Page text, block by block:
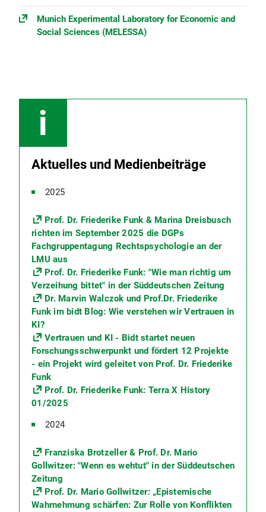
Munich Experimental Laboratory for Economic and
Social Sciences (MELESSA)
Aktuelles und Medienbeiträge
2025
Prof. Dr. Friederike Funk & Marina Dreisbusch
richten im September 2025 die DGPs
Fachgruppentagung Rechtspsychologie an der
LMU aus
Prof. Dr. Friederike Funk: "Wie man richtig um
Verzeihung bittet" in der Süddeutschen Zeitung
Dr. Marvin Walczok und Prof.Dr. Friederike
Funk im bidt Blog: Wie verstehen wir Vertrauen in
KI?
Vertrauen und KI - Bidt startet neuen
Forschungsschwerpunkt und fördert 12 Projekte
- ein Projekt wird geleitet von Prof. Dr. Friederike
Funk
Prof. Dr. Friederike Funk: Terra X History
01/2025
2024
Franziska Brotzeller & Prof. Dr. Mario
Gollwitzer: "Wenn es wehtut" in der Süddeutschen
Zeitung
Prof. Dr. Mario Gollwitzer: „Epistemische
Wahrnehmung schärfen: Zur Rolle von Konflikten